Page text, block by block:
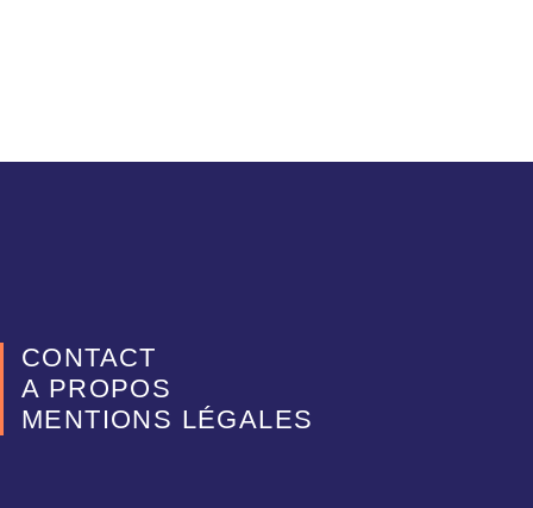
CONTACT
A PROPOS
MENTIONS LÉGALES